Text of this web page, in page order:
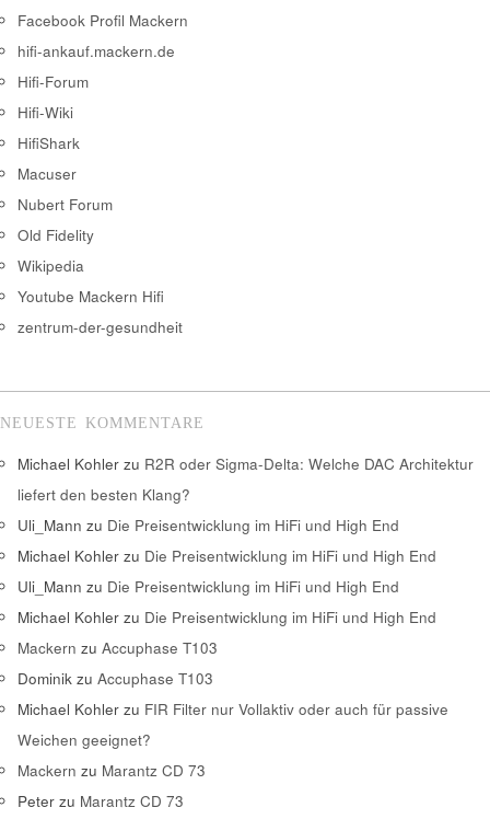
Facebook Profil Mackern
hifi-ankauf.mackern.de
Hifi-Forum
Hifi-Wiki
HifiShark
Macuser
Nubert Forum
Old Fidelity
Wikipedia
Youtube Mackern Hifi
zentrum-der-gesundheit
NEUESTE KOMMENTARE
Michael Kohler zu R2R oder Sigma-Delta: Welche DAC Architektur
liefert den besten Klang?
Uli_Mann zu Die Preisentwicklung im HiFi und High End
Michael Kohler zu Die Preisentwicklung im HiFi und High End
Uli_Mann zu Die Preisentwicklung im HiFi und High End
Michael Kohler zu Die Preisentwicklung im HiFi und High End
Mackern zu Accuphase T103
Dominik zu Accuphase T103
Michael Kohler zu FIR Filter nur Vollaktiv oder auch für passive
Weichen geeignet?
Mackern zu Marantz CD 73
Peter zu Marantz CD 73